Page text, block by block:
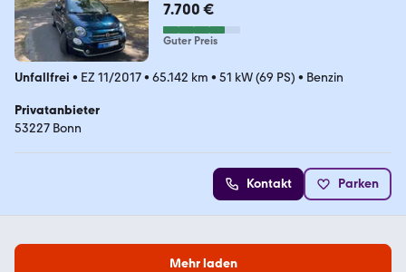
7.700 €
Guter Preis
Unfallfrei • EZ 11/2017• 65.142 km • 51 kW (69 PS) • Benzin
Privatanbieter
53227 Bonn
Kontakt Parken
Mehr laden